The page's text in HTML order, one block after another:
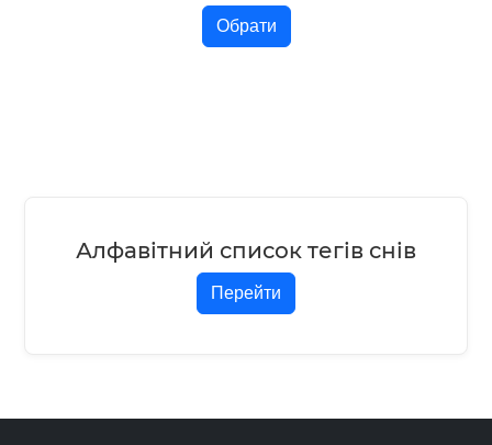
Обрати
Алфавітний список тегів снів
Перейти